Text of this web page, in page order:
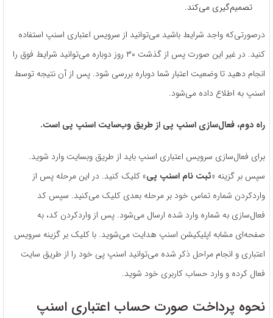
تصمیم‌گیری می‌کند.
درصورتی‌که واجد شرایط باشید می‌توانید از سرویس اعتباری اسنپ استفاده
کنید. در غیر این صورت پس از گذشت ۳۰ روز دوباره می‌توانید شرایط فوق را
انجام دهید تا وضعیت اعتبار شما دوباره بررسی شود. پس از آن نتیجه توسط
اسنپ به اطلاع داده می‌شود.
راه دوم، فعال‌سازی اسنپ پی از طریق وب‌سایت اسنپ پی است.
برای فعال‌سازی سرویس اعتباری اسنپ باید از طریق وبسایت وارد شوید.
سپس بر گزینه «ثبت ‌نام اسنپ پی» کلیک کنید. در این مرحله پس از
واردکردن شماره تماس خود بر مرحله بعدی کلیک می‌کنید. سپس کد
فعال‌سازی به شماره وارد شده ارسال می‌شود. پس از واردکردن کد، به
صفحه‌ای مشابه اپلیکیشن اسنپ هدایت می‌شوید. با کلیک بر گزینه سرویس
اعتباری و انجام مراحل ذکر شده می‌توانید اسنپ پی خود را از طریق سایت
فعال کرده و وارد حساب کاربری خود شوید.
نحوه پرداخت صورت‌ حساب اعتباری اسنپ